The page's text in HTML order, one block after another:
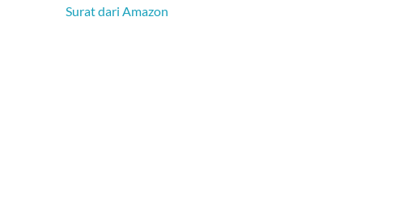
Surat dari Amazon